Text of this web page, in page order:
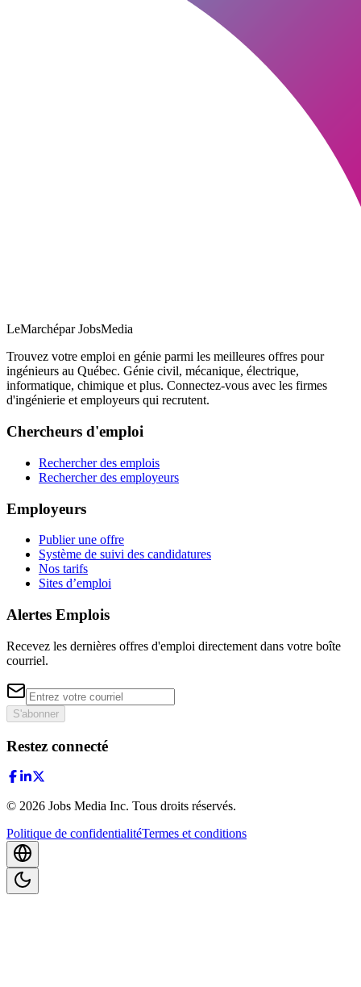
LeMarchépar JobsMedia
Trouvez votre emploi en génie parmi les meilleures offres pour
ingénieurs au Québec. Génie civil, mécanique, électrique,
informatique, chimique et plus. Connectez-vous avec les firmes
d'ingénierie et employeurs qui recrutent.
Chercheurs d'emploi
Rechercher des emplois
Rechercher des employeurs
Employeurs
Publier une offre
Système de suivi des candidatures
Nos tarifs
Sites d’emploi
Alertes Emplois
Recevez les dernières offres d'emploi directement dans votre boîte
courriel.
S'abonner
Restez connecté
© 2026 Jobs Media Inc. Tous droits réservés.
Politique de confidentialitéTermes et conditions